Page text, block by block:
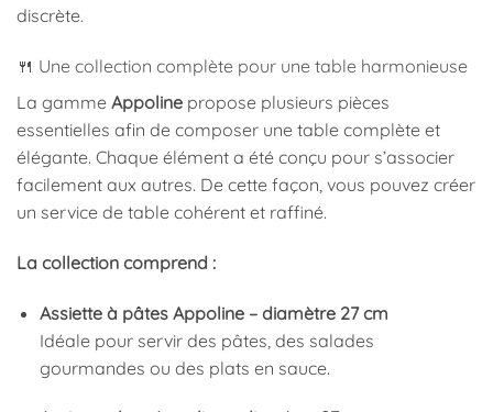
discrète.
🍴 Une collection complète pour une table harmonieuse
La gamme Appoline propose plusieurs pièces
essentielles afin de composer une table complète et
élégante. Chaque élément a été conçu pour s’associer
facilement aux autres. De cette façon, vous pouvez créer
un service de table cohérent et raffiné.
La collection comprend :
Assiette à pâtes Appoline – diamètre 27 cm
Idéale pour servir des pâtes, des salades
gourmandes ou des plats en sauce.